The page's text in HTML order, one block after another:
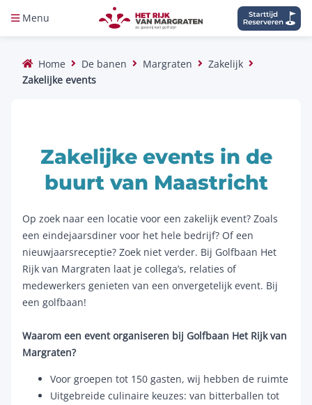
Menu
Home De banen Margraten
Zakelijk
Zakelijke events
Zakelijke events in de
buurt van Maastricht
Op zoek naar een locatie voor een zakelijk event? Zoals
een eindejaarsdiner voor het hele bedrijf? Of een
nieuwjaarsreceptie? Zoek niet verder. Bij Golfbaan Het
Rijk van Margraten laat je collega’s, relaties of
medewerkers genieten van een onvergetelijk event. Bij
een golfbaan!
Waarom een event organiseren bij Golfbaan Het Rijk van
Margraten?
Voor groepen tot 150 gasten, wij hebben de ruimte
Uitgebreide culinaire keuzes: van bitterballen tot